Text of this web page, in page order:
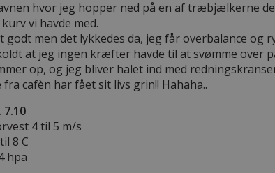
hvor jeg hopper ned på en af træbjælkerne
vi havde med.
godt men det lykkedes da, jeg får overbalance og
at jeg ingen kræfter havde til at svømme over
op, og jeg bliver halet ind med
cafèn har fået sit livs grin!! Hahaha..
7.10
4 til 5 m/s
8 C
hpa